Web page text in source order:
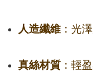
人造纖維 ：光
真絲材質 ：輕